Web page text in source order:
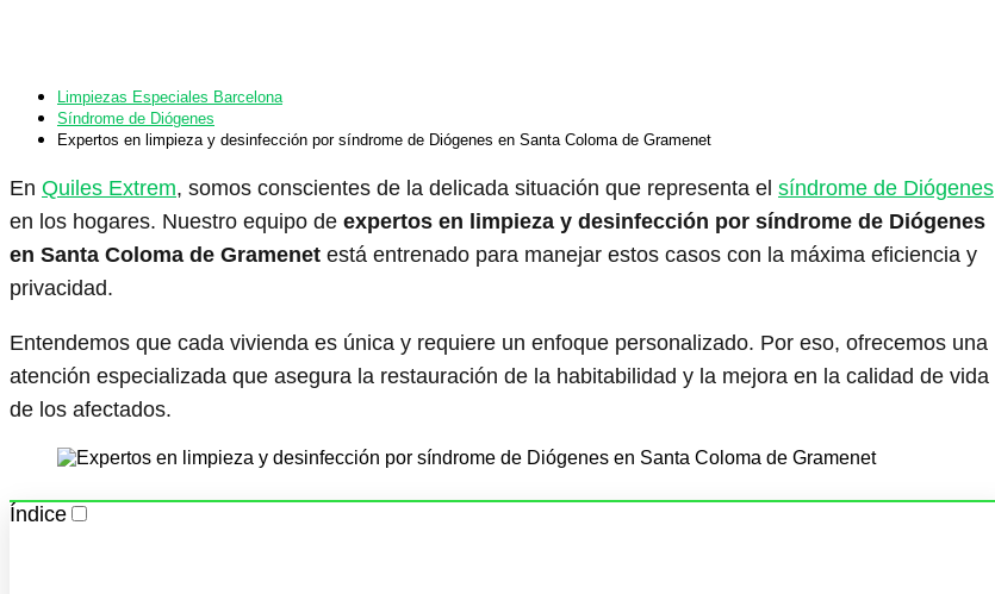
Limpiezas Especiales Barcelona
Síndrome de Diógenes
Expertos en limpieza y desinfección por síndrome de Diógenes en Santa Coloma de Gramenet
En Quiles Extrem, somos conscientes de la delicada situación que representa el síndrome de Diógenes
en los hogares. Nuestro equipo de expertos en limpieza y desinfección por síndrome de Diógenes
en Santa Coloma de Gramenet está entrenado para manejar estos casos con la máxima eficiencia y
privacidad.
Entendemos que cada vivienda es única y requiere un enfoque personalizado. Por eso, ofrecemos una
atención especializada que asegura la restauración de la habitabilidad y la mejora en la calidad de vida
de los afectados.
Índice